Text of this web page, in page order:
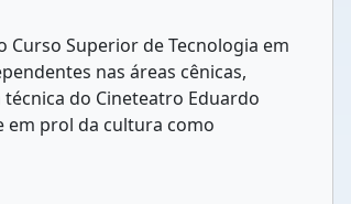
Superior de Tecnologia em
nas áreas cênicas,
do Cineteatro Eduardo
em prol da cultura como